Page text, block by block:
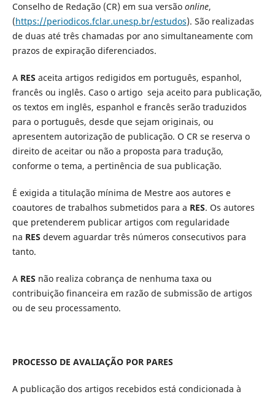
Conselho de Redação (CR) em sua versão online,
(https://periodicos.fclar.unesp.br/estudos). São realizadas
de duas até três chamadas por ano simultaneamente com
prazos de expiração diferenciados.
A RES aceita artigos redigidos em português, espanhol,
francês ou inglês. Caso o artigo seja aceito para publicação,
os textos em inglês, espanhol e francês serão traduzidos
para o português, desde que sejam originais, ou
apresentem autorização de publicação. O CR se reserva o
direito de aceitar ou não a proposta para tradução,
conforme o tema, a pertinência de sua publicação.
É exigida a titulação mínima de Mestre aos autores e
coautores de trabalhos submetidos para a RES. Os autores
que pretenderem publicar artigos com regularidade
na RES devem aguardar três números consecutivos para
tanto.
A RES não realiza cobrança de nenhuma taxa ou
contribuição financeira em razão de submissão de artigos
ou de seu processamento.
PROCESSO DE AVALIAÇÃO POR PARES
A publicação dos artigos recebidos está condicionada à